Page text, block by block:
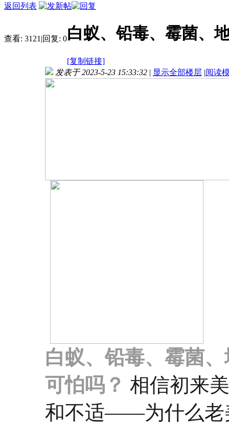
返回列表
查看: 3121 |回复: 0白蚁、铅毒、霉菌、
[复制链接]
发表于 2023-5-23 15:33:32 | 显示全部楼层 |阅读
白蚁、铅毒、霉菌
可怕吗？ 相信初来
和不适——为什么老